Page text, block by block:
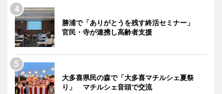
勝浦で「ありがとうを残す終活セミナー」
官民・寺が連携し高齢者支援
大多喜県民の森で「大多喜マチルシェ夏祭
り」 マチルシェ音頭で交流